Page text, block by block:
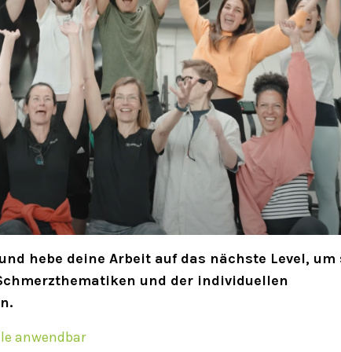
hebe deine Arbeit auf das nächste Level, um
und der individuellen
anwendbar